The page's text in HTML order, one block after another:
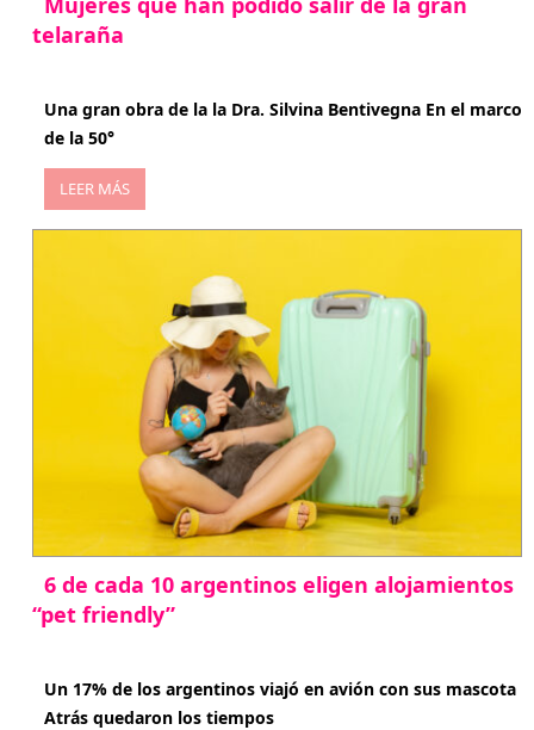
telaraña
Una gran obra de la la Dra. Silvina Bentivegna En el marco
de la 50°
LEER MÁS
6 de cada 10 argentinos eligen alojamientos
“pet friendly”
Un 17% de los argentinos viajó en avión con sus mascota
Atrás quedaron los tiempos